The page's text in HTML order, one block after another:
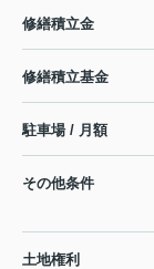
修繕積立金
修繕積立基金
駐車場 / 月額
その他条件
土地権利